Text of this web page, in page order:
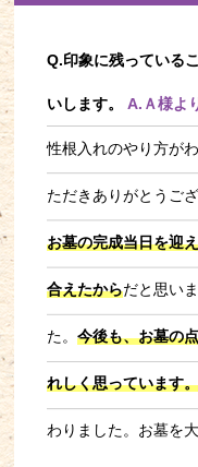
Q.印象に残っている
いします。A.Ａ様よ
性根入れのやり方が
ただきありがとうご
お墓の完成当日を迎
合えたからだと思い
た。今後も、お墓の
れしく思っています。
わりました。お墓を